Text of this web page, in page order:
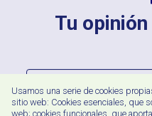
Tu
Correo
electrónico
Usamos una serie de cookies
sitio web: Cookies esenciales, que
web; cookies funcionales, que